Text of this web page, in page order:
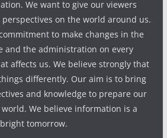
We want to give our viewers
on the world around us.
to make changes in the
and the administration on every
affects us. We believe strongly that
differently. Our aim is to bring
and knowledge to prepare our
We believe information is a
tomorrow.